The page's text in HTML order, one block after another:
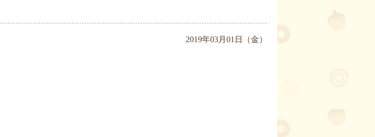
2019年03月01日（金）